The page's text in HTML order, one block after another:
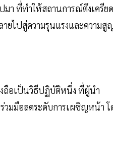
า ที่ทำให้สถานการณ์ตึงเครียด
ยไปสู่ความรุนแรงและความสู
ถือเป็นวิธีปฏิบัติหนึ่ง ที่ผู้นำ
วมมือลดระดับการเผชิญหน้า โ